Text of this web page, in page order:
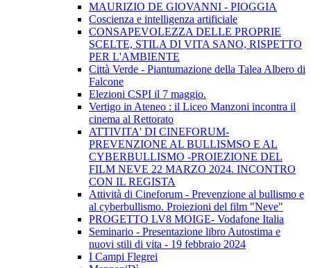
MAURIZIO DE GIOVANNI - PIOGGIA
Coscienza e intelligenza artificiale
CONSAPEVOLEZZA DELLE PROPRIE
SCELTE, STILA DI VITA SANO, RISPETTO
PER L'AMBIENTE
Città Verde - Piantumazione della Talea Albero di
Falcone
Elezioni CSPI il 7 maggio.
Vertigo in Ateneo : il Liceo Manzoni incontra il
cinema al Rettorato
ATTIVITA' DI CINEFORUM-
PREVENZIONE AL BULLISMSO E AL
CYBERBULLISMO -PROIEZIONE DEL
FILM NEVE 22 MARZO 2024. INCONTRO
CON IL REGISTA
Attività di Cineforum - Prevenzione al bullismo e
al cyberbullismo. Proiezioni del film "Neve"
PROGETTO LV8 MOIGE- Vodafone Italia
Seminario - Presentazione libro Autostima e
nuovi stili di vita - 19 febbraio 2024
I Campi Flegrei